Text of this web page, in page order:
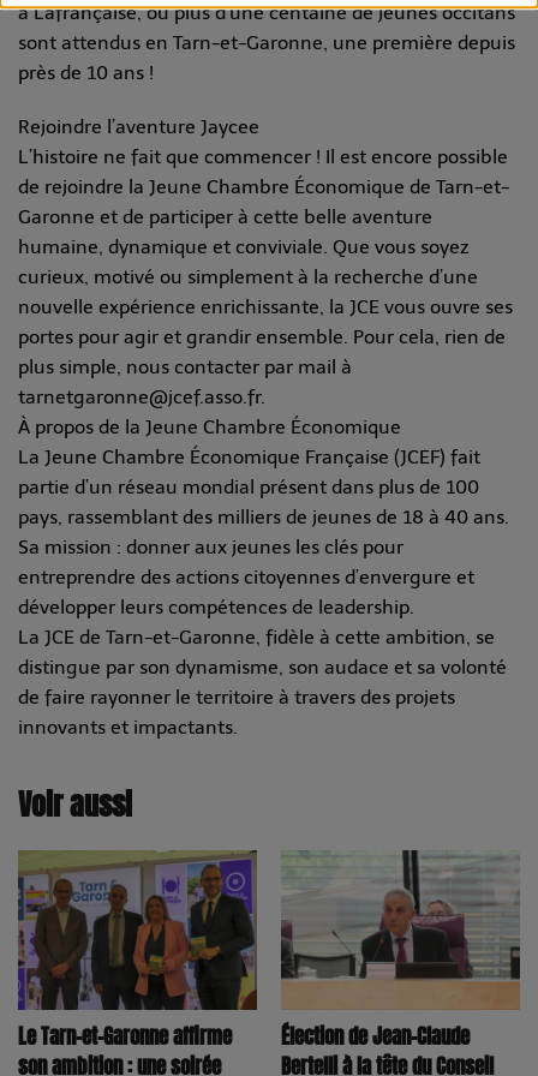
à Lafrançaise, où plus d’une centaine de jeunes occitans
sont attendus en Tarn-et-Garonne, une première depuis
près de 10 ans !
Rejoindre l’aventure Jaycee
L’histoire ne fait que commencer ! Il est encore possible
de rejoindre la Jeune Chambre Économique de Tarn-et-
Garonne et de participer à cette belle aventure
humaine, dynamique et conviviale. Que vous soyez
curieux, motivé ou simplement à la recherche d’une
nouvelle expérience enrichissante, la JCE vous ouvre ses
portes pour agir et grandir ensemble. Pour cela, rien de
plus simple, nous contacter par mail à
tarnetgaronne@jcef.asso.fr.
À propos de la Jeune Chambre Économique
La Jeune Chambre Économique Française (JCEF) fait
partie d’un réseau mondial présent dans plus de 100
pays, rassemblant des milliers de jeunes de 18 à 40 ans.
Sa mission : donner aux jeunes les clés pour
entreprendre des actions citoyennes d’envergure et
développer leurs compétences de leadership.
La JCE de Tarn-et-Garonne, fidèle à cette ambition, se
distingue par son dynamisme, son audace et sa volonté
de faire rayonner le territoire à travers des projets
innovants et impactants.
Voir aussi
Le Tarn-et-Garonne affirme
son ambition : une soirée
Élection de Jean-Claude
Bertelli à la tête du Conseil